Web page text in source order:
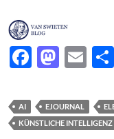
F
e
b
M
to
d
E
ail
AI EJOURNAL
KÜNSTLICHE INTELLIGENZ